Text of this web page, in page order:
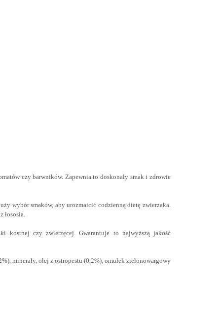
czy barwników. Zapewnia to doskonały smak i zdrowie
wybór smaków, aby urozmaicić codzienną dietę zwierzaka.
łososia.
kostnej czy zwierzęcej. Gwarantuje to najwyższą jakość
minerały, olej z ostropestu (0,2%), omułek zielonowargowy